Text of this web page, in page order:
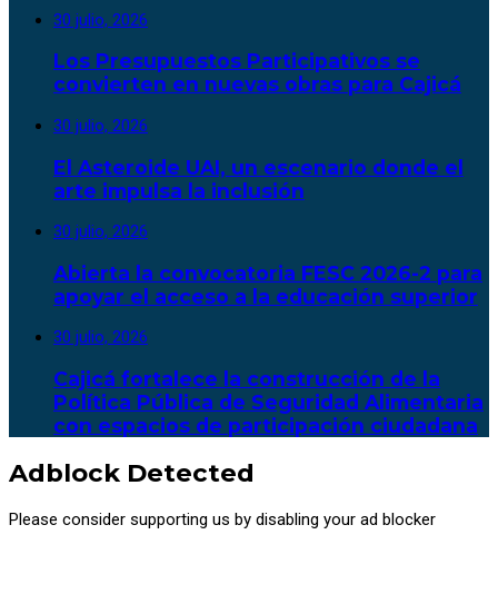
30 julio, 2026
Los Presupuestos Participativos se
convierten en nuevas obras para Cajicá
30 julio, 2026
El Asteroide UAI, un escenario donde el
arte impulsa la inclusión
30 julio, 2026
Abierta la convocatoria FESC 2026-2 para
apoyar el acceso a la educación superior
30 julio, 2026
Cajicá fortalece la construcción de la
Política Pública de Seguridad Alimentaria
con espacios de participación ciudadana
Adblock Detected
Please consider supporting us by disabling your ad blocker